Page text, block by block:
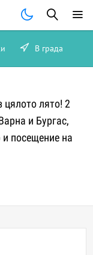
В града
цялото лято! 2
и Бургас,
посещение на